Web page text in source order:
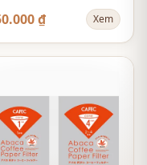
4 100-Sheets -
- Abaca
₫ Xem